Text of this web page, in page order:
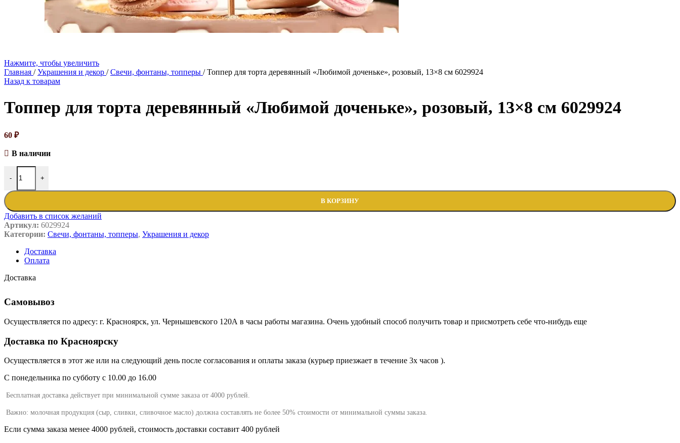
Нажмите, чтобы увеличить
Главная / Украшения и декор / Свечи, фонтаны, топперы / Топпер для торта деревянный «Любимой доченьке», розовый, 13×8 см 6029924
Назад к товарам
Топпер для торта деревянный «Любимой доченьке», розовый, 13×8 см 6029924
60 ₽
В наличии
- +
В КОРЗИНУ
Добавить в список желаний
Артикул: 6029924
Категории: Свечи, фонтаны, топперы, Украшения и декор
Доставка
Оплата
Доставка
Самовывоз
Осуществляется по адресу: г. Красноярск, ул. Чернышевского 120А в часы работы магазина. Очень удобный способ получить товар и присмотреть себе что-нибудь еще
Доставка по Красноярску
Осуществляется в этот же или на следующий день после согласования и оплаты заказа (курьер приезжает в течение 3х часов ).
С понедельника по субботу с 10.00 до 16.00
Бесплатная доставка действует при минимальной сумме заказа от 4000 рублей.
Важно: молочная продукция (сыр, сливки, сливочное масло) должна составлять не более 50% стоимости от минимальной суммы заказа.
Если сумма заказа менее 4000 рублей, стоимость доставки составит 400 рублей